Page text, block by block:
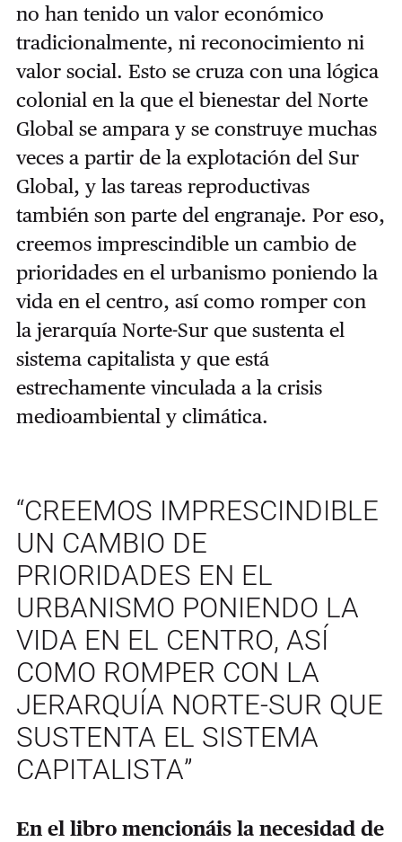
no han tenido un valor económico
tradicionalmente, ni reconocimiento ni
valor social. Esto se cruza con una lógica
colonial en la que el bienestar del Norte
Global se ampara y se construye muchas
veces a partir de la explotación del Sur
Global, y las tareas reproductivas
también son parte del engranaje. Por eso,
creemos imprescindible un cambio de
prioridades en el urbanismo poniendo la
vida en el centro, así como romper con
la jerarquía Norte-Sur que sustenta el
sistema capitalista y que está
estrechamente vinculada a la crisis
medioambiental y climática.
“CREEMOS IMPRESCINDIBLE
UN CAMBIO DE
PRIORIDADES EN EL
URBANISMO PONIENDO LA
VIDA EN EL CENTRO, ASÍ
COMO ROMPER CON LA
JERARQUÍA NORTE-SUR QUE
SUSTENTA EL SISTEMA
CAPITALISTA”
En el libro mencionáis la necesidad de